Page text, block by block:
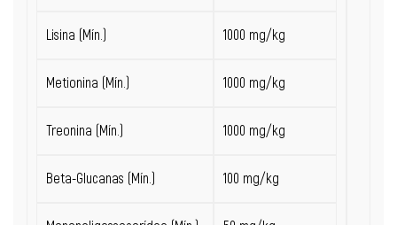
Lisina (Mín.) 1000 mg/kg
Metionina (Mín.) 1000 mg/kg
Treonina (Mín.) 1000 mg/kg
Beta-Glucanas (Mín.) 100 mg/kg